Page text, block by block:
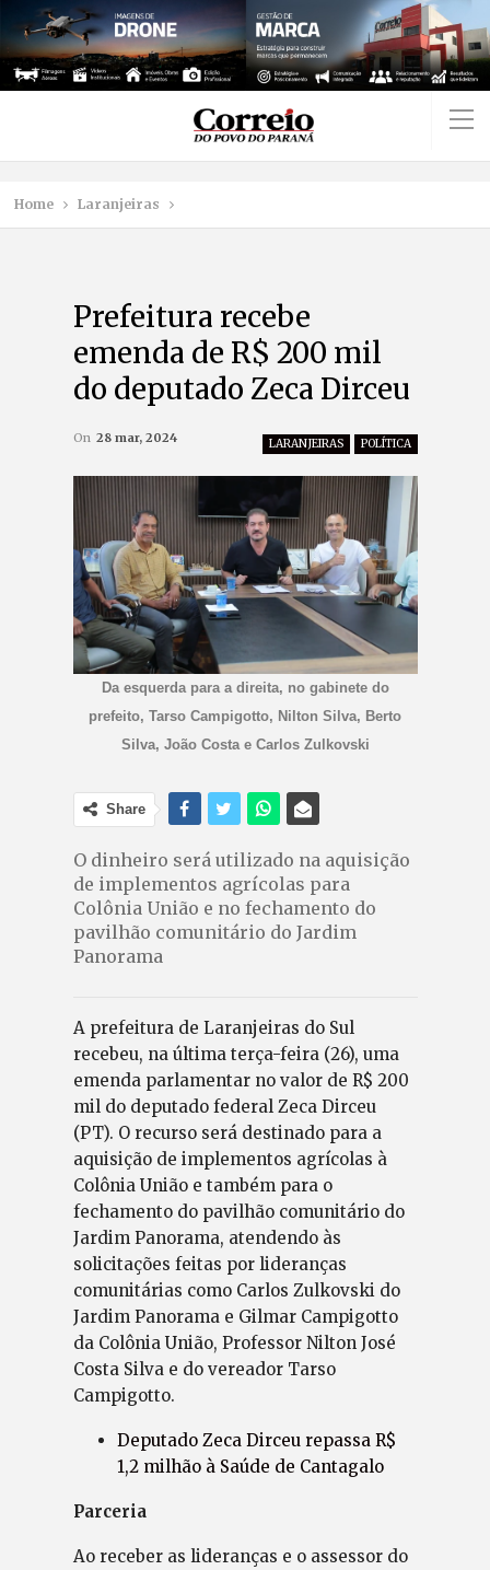
Home Laranjeiras
Prefeitura recebe
emenda de R$ 200 mil
do deputado Zeca Dirceu
LARANJEIRAS POLÍTICA
On 28 mar, 2024
Da esquerda para a direita, no gabinete do
prefeito, Tarso Campigotto, Nilton Silva, Berto
Silva, João Costa e Carlos Zulkovski
Share
O dinheiro será utilizado na aquisição
de implementos agrícolas para
Colônia União e no fechamento do
pavilhão comunitário do Jardim
Panorama
A prefeitura de Laranjeiras do Sul
recebeu, na última terça-feira (26), uma
emenda parlamentar no valor de R$ 200
mil do deputado federal Zeca Dirceu
(PT). O recurso será destinado para a
aquisição de implementos agrícolas à
Colônia União e também para o
fechamento do pavilhão comunitário do
Jardim Panorama, atendendo às
solicitações feitas por lideranças
comunitárias como Carlos Zulkovski do
Jardim Panorama e Gilmar Campigotto
da Colônia União, Professor Nilton José
Costa Silva e do vereador Tarso
Campigotto.
Deputado Zeca Dirceu repassa R$
1,2 milhão à Saúde de Cantagalo
Parceria
Ao receber as lideranças e o assessor do